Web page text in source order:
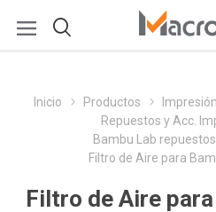
Inicio Productos
Repuestos y Acc.
Bambu Lab
Filtro de Aire para
Filtro de Aire